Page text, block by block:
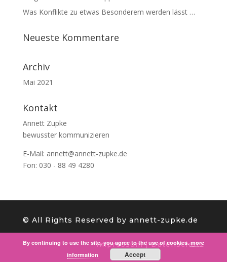
Was Konflikte zu etwas Besonderem werden lässt …
Neueste Kommentare
Archiv
Mai 2021
Kontakt
Annett Zupke
bewusster kommunizieren
E-Mail: annett@annett-zupke.de
Fon: 030 - 88 49 4280
©️ All Rights Reserved by annett-zupke.de
Impressum|Datenschutz
By continuing to use the site, you agree to the use of cookies.more
information
Accept